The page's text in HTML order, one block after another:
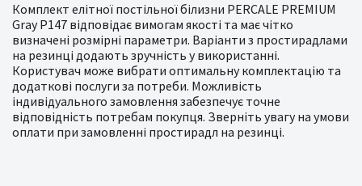
Комплект елітної постільної білизни PERCALE PREMIUM
Gray P147 відповідає вимогам якості та має чітко
визначені розмірні параметри. Варіанти з простирадлами
на резинці додають зручність у використанні.
Користувач може вибрати оптимальну комплектацію та
додаткові послуги за потреби. Можливість
індивідуального замовлення забезпечує точне
відповідність потребам покупця. Зверніть увагу на умови
оплати при замовленні простирадл на резинці.